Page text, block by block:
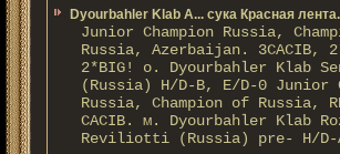
Dyourbahler Klab A... сука Красная лента.
Junior Champion Russia,
Russia, Azerbaijan. 3CACIB,
2*BIG! о. Dyourbahler Klab
(Russia) H/D-B, E/D-0 Junior
Russia, Champion of Russia,
CACIB. м. Dyourbahler Klab
Reviliotti (Russia) pre- H/D-